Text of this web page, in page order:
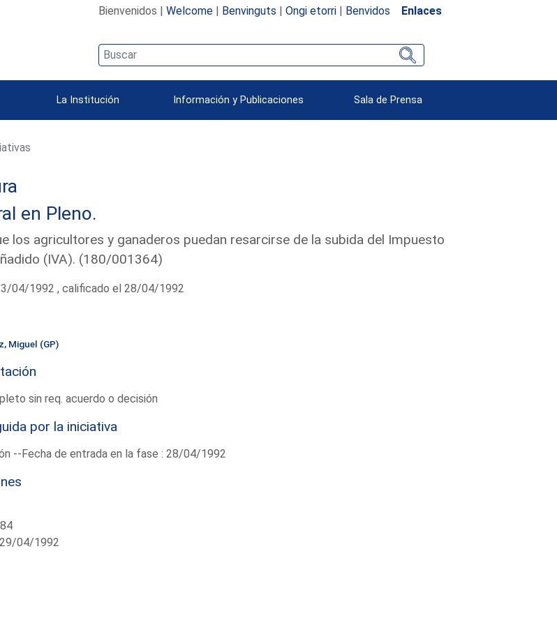
Bienvenidos | Welcome| Benvinguts | Ongi etorri| Benvidos Enlaces
La Institución Información y Publicaciones Sala de Prensa
en Pleno.
los agricultores y ganaderos puedan resarcirse de la subida del Impuesto
(IVA). (180/001364)
04/1992 , calificado el 28/04/1992
Miguel (GP)
sin req. acuerdo o decisión
por la iniciativa
--Fecha de entrada en la fase : 28/04/1992
04/1992